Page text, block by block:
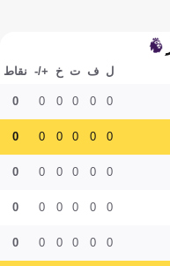
ل ف ت خ +/- نقاط
0
0
0
0
0
0
0
0
0
0
0
0
0
0
0
0
0
0
0
0
0
0
0
0
0
0
0
0
0
0